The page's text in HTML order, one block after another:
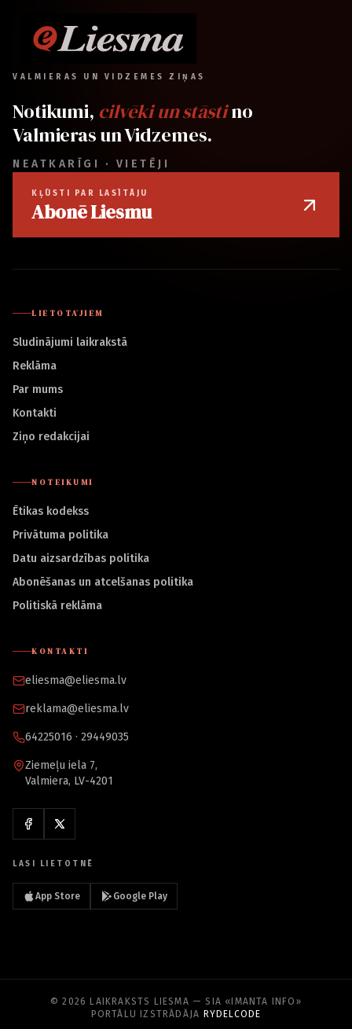
VALMIERAS UN VIDZEMES ZIŅAS
Notikumi, cilvēki un stāstino
Valmieras un Vidzemes.
NEATKARĪGI · VIETĒJI
KĻŪSTI PAR LASĪTĀJU
Abonē Liesmu
LIETOTĀJIEM
Sludinājumi laikrakstā
Reklāma
Par mums
Kontakti
Ziņo redakcijai
NOTEIKUMI
Ētikas kodekss
Privātuma politika
Datu aizsardzības politika
Abonēšanas un atcelšanas politika
Politiskā reklāma
KONTAKTI
eliesma@eliesma.lv
reklama@eliesma.lv
64225016 · 29449035
Ziemeļu iela 7,
Valmiera, LV-4201
LASI LIETOTNĒ
App Store Google Play
© 2026 LAIKRAKSTS LIESMA — SIA «IMANTA INFO»
PORTĀLU IZSTRĀDĀJA RYDELCODE